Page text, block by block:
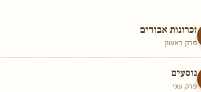
זכרונות אבודים
פרק ראשון
נוסעים
פרק שני